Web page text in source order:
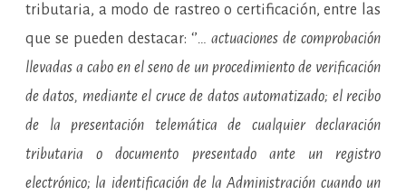
tributaria, a modo de rastreo o certificación, entre las
que se pueden destacar: ‘’… actuaciones de comprobación
llevadas a cabo en el seno de un procedimiento de verificación
de datos, mediante el cruce de datos automatizado; el recibo
de la presentación telemática de cualquier declaración
tributaria o documento presentado ante un registro
electrónico; la identificación de la Administración cuando un